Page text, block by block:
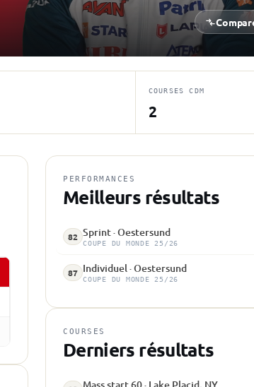
COURSES CDM
2
PERFORMANCES
Meilleurs résultats
82 Sprint · Oestersund
COUPE DU MONDE 25/26
87 Individuel · Oestersund
COUPE DU MONDE 25/26
COURSES
Derniers résultats